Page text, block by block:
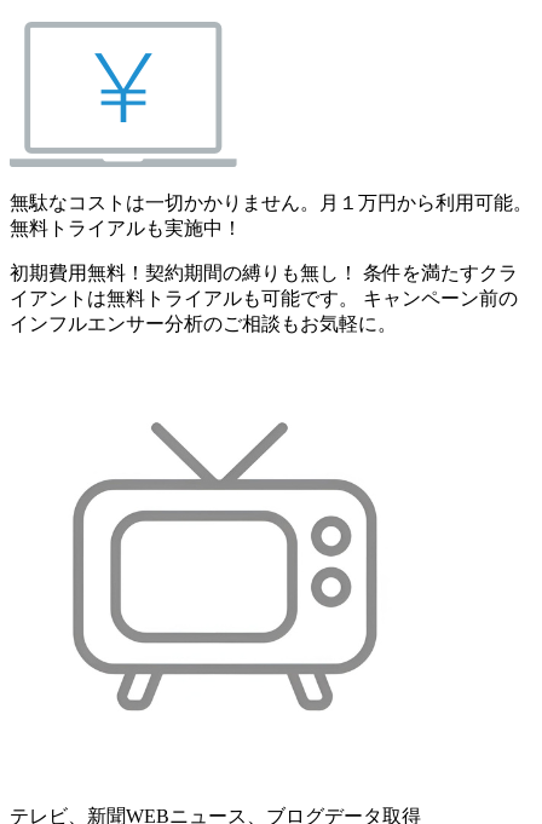
無駄なコストは一切かかりません。月１万円から利用可能。
無料トライアルも実施中！
初期費用無料！契約期間の縛りも無し！ 条件を満たすクラ
イアントは無料トライアルも可能です。 キャンペーン前の
インフルエンサー分析のご相談もお気軽に。
テレビ、新聞WEBニュース、ブログデータ取得